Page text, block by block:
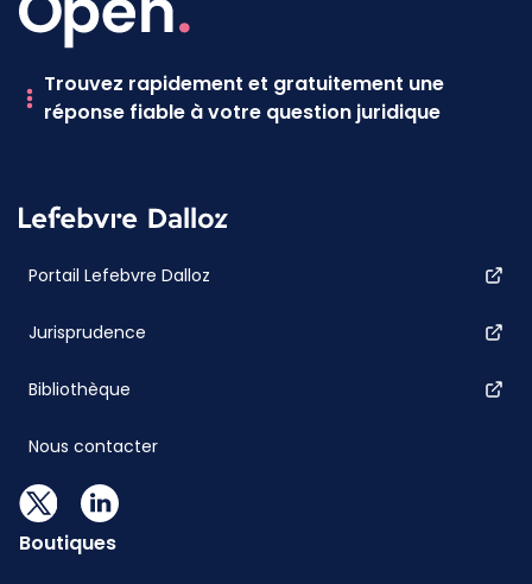
Trouvez rapidement et gratuitement une
réponse fiable à votre question juridique
Portail Lefebvre Dalloz
Jurisprudence
Bibliothèque
Nous contacter
Boutiques